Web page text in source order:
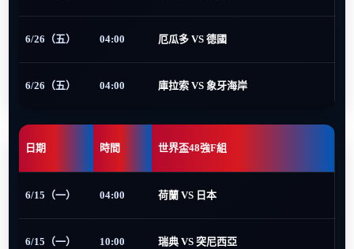
6/26（五） 04:00 厄瓜多 VS 德國
6/26（五） 04:00 庫拉索 VS 象牙海岸
日期 時間 世界盃48強F組
6/15（一） 04:00 荷蘭 VS 日本
6/15（一） 10:00 瑞典 VS 突尼西亞